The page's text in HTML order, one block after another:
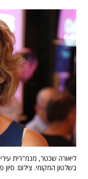
ליאורה שכטר, מנמ"רית
בשלטון המקומי. צילום: סיון